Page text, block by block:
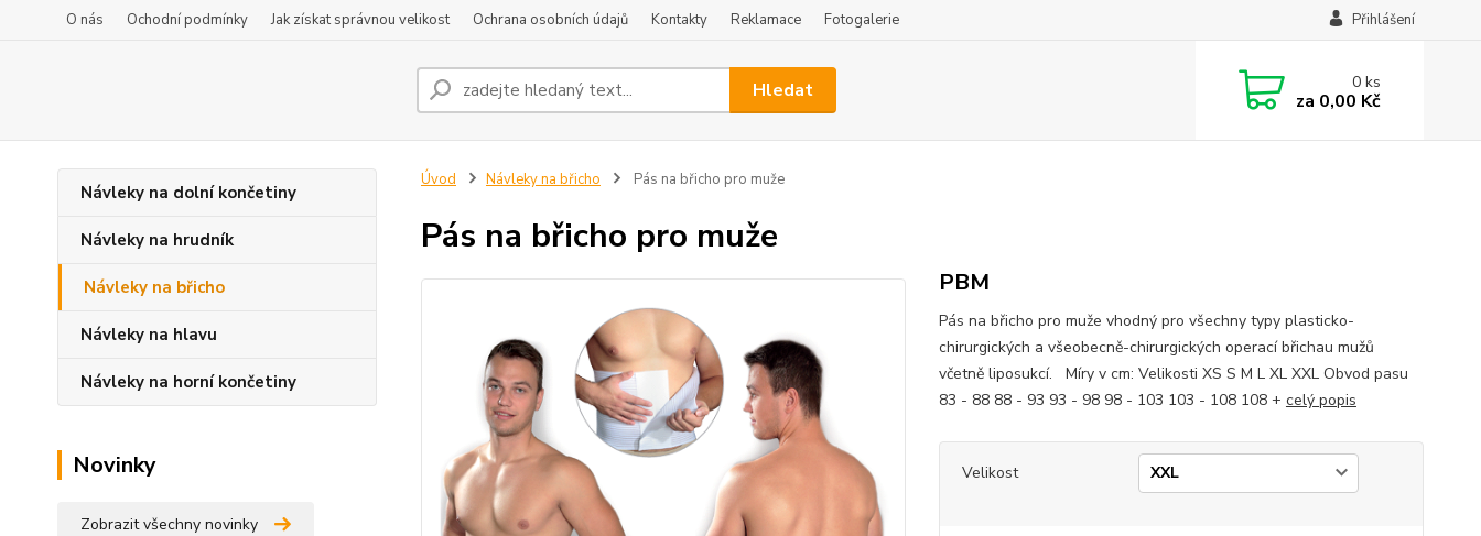
O nás Ochodní podmínky Jak získat správnou velikost Ochrana osobních údajů Kontakty Reklamace Fotogalerie Přihlášení
Hledat 0ks
za 0,00 Kč
Návleky na dolní končetiny
Návleky na hrudník
Návleky na břicho
Návleky na hlavu
Návleky na horní končetiny
Novinky
Zobrazit všechny novinky
Úvod Návleky na břicho Pás na břicho pro muže
Pás na břicho pro muže
PBM
Pás na břicho pro muže vhodný pro všechny typy plasticko-
chirurgických a všeobecně-chirurgických operací břichau mužů
včetně liposukcí. Míry v cm: Velikosti XS S M L XL XXL Obvod pasu
83 - 88 88 - 93 93 - 98 98 - 103 103 - 108 108 + celý popis
Velikost